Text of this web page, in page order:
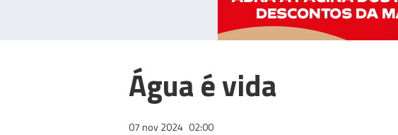
Água é vida
07 nov 2024 02:00